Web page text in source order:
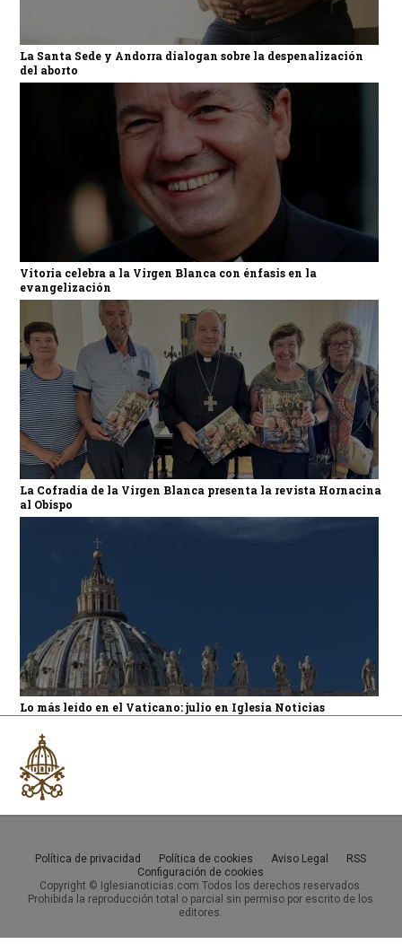
La Santa Sede y Andorra dialogan sobre la despenalización
del aborto
Vitoria celebra a la Virgen Blanca con énfasis en la
evangelización
La Cofradía de la Virgen Blanca presenta la revista Hornacina
al Obispo
Lo más leído en el Vaticano: julio en Iglesia Noticias
Política de privacidad Política de cookies Aviso Legal
RSS
Configuración de cookies
Copyright © Iglesianoticias.com Todos los derechos reservados.
Prohibida la reproducción total o parcial sin permiso por escrito de los
editores.